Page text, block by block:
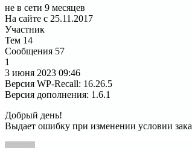
не в сети 9 месяцев
На сайте с 25.11.2017
Участник
Тем 14
Сообщения 57
1
3 июня 2023 09:46
Версия WP-Recall: 16.26.5
Версия дополнения: 1.6.1
Добрый день!
Выдает ошибку при изменении условии